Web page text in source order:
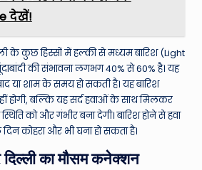
देखें!
के कुछ हिस्सों में हल्की से मध्यम बारिश (Light
की संभावना लगभग 40% से 60% है। यह
या शाम के समय हो सकती है। यह बारिश
होगी, बल्कि यह सर्द हवाओं के साथ मिलकर
को और गंभीर बना देगी। बारिश होने से हवा
कोहरा और भी घना हो सकता है।
दिल्ली का मौसम कनेक्शन